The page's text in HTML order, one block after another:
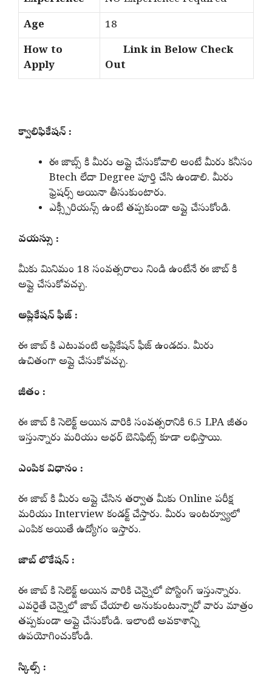
Age
18
How to
Apply
Link in Below Check
Out
క్వాలిఫికేషన్ :
ఈ జాబ్స్ కి మీరు అప్లై చేసుకోవాలి అంటే మీరు కనీసం
Btech లేదా Degree పూర్తి చేసి ఉండాలి. మీరు
ఫ్రెషర్స్ అయినా తీసుకుంటారు.
ఎక్స్పీరియన్స్ ఉంటే తప్పకుండా అప్లై చేసుకోండి.
వయస్సు :
మీకు మినిమం 18 సంవత్సరాలు నిండి ఉంటేనే ఈ జాబ్ కి
అప్లై చేసుకోవచ్చు.
అప్లికేషన్ ఫీజ్ :
ఈ జాబ్ కి ఎటువంటి అప్లికేషన్ ఫీజ్ ఉండదు. మీరు
ఉచితంగా అప్లై చేసుకోవచ్చు.
జీతం :
ఈ జాబ్ కి సెలెక్ట్ అయిన వారికి సంవత్సరానికి 6.5 LPA జీతం
ఇస్తున్నారు మరియు అధర్ బెనిఫిట్స్ కూడా లభిస్తాయి.
ఎంపిక విధానం :
ఈ జాబ్ కి మీరు అప్లై చేసిన తర్వాత మీకు Online పరీక్ష
మరియు Interview కండక్ట్ చేస్తారు. మీరు ఇంటర్వ్యూలో
ఎంపిక అయితే ఉద్యోగం ఇస్తారు.
జాబ్ లొకేషన్ :
ఈ జాబ్ కి సెలెక్ట్ అయిన వారికి చెన్నైలో పోస్టింగ్ ఇస్తున్నారు.
ఎవరైతే చెన్నైలో జాబ్ చేయాలి అనుకుంటున్నారో వారు మాత్రం
తప్పకుండా అప్లై చేసుకోండి. ఇలాంటి అవకాశాన్ని
ఉపయోగించుకోండి.
స్కిల్స్ :